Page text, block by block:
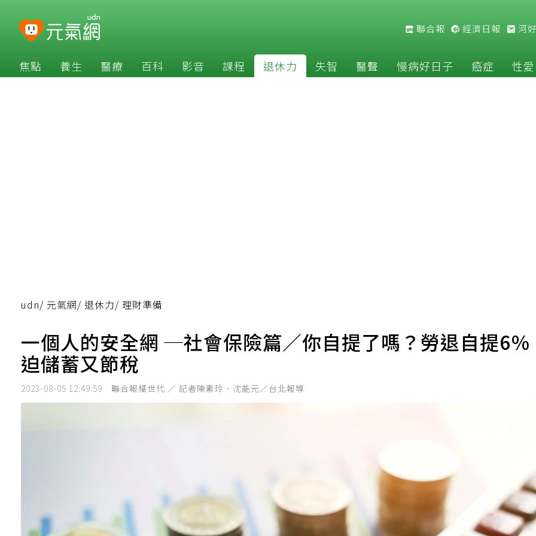
聯合報 經濟日報 河
焦點 養生 醫療 百科 影音 課程 退休力 失智 醫聲 慢病好日子 癌症 性愛
udn/ 元氣網/ 退休力/ 理財準備
一個人的安全網 ─社會保險篇／你自提了嗎？勞退自提6
迫儲蓄又節稅
2023-08-05 12:49:59 聯合報橘世代 ／ 記者陳素玲、沈能元／台北報導